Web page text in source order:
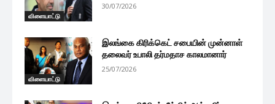
விளையாட்டு
30/07/2026
விளையாட்டு
இலங்கை கிரிக்கெட் சபையின் முன்னாள்
தலைவர் உபாலி தர்மதாச காலமானார்
25/07/2026